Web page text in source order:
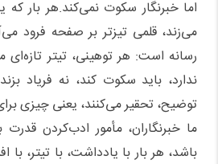
اما خبرنگار سکوت نمی‌کند.هر بار
می‌زند، قلمی تیزتر بر صفحه فرود
رسانه است: هر توهینی، تیتر
ندارد، باید سکوت کند، نه فریاد
توضیح، تحقیر می‌کنند، یعنی چیزی
ما خبرنگاران، مأمور ادب‌کردن قدرت
باشد، هر بار با یادداشت، با تیتر، با